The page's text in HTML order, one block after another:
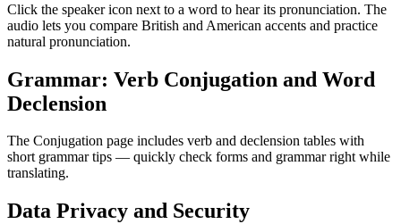
Click the speaker icon next to a word to hear its pronunciation. The
audio lets you compare British and American accents and practice
natural pronunciation.
Grammar: Verb Conjugation and Word
Declension
The Conjugation page includes verb and declension tables with
short grammar tips — quickly check forms and grammar right while
translating.
Data Privacy and Security